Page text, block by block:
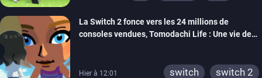
wiiu
3ds
ps3
xbox 360
switch 2
La Switch 2 fonce vers les 24 millions de
consoles vendues, Tomodachi Life : Une vie de
Hier à 12:01 switch switch 2